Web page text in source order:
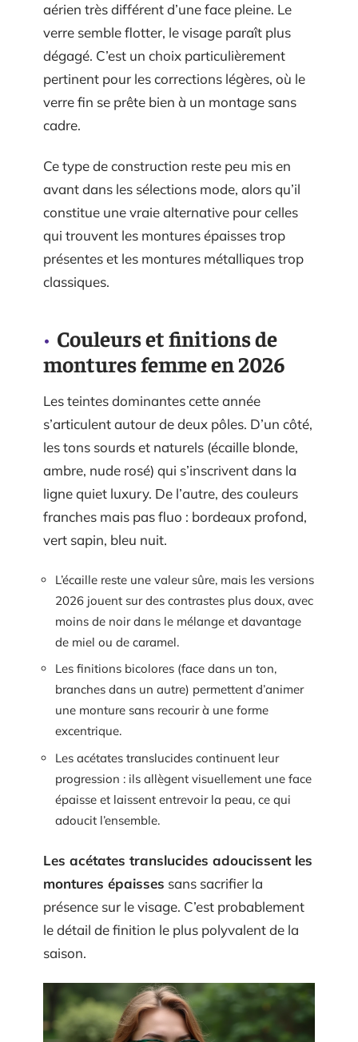
aérien très différent d’une face pleine. Le
verre semble flotter, le visage paraît plus
dégagé. C’est un choix particulièrement
pertinent pour les corrections légères, où le
verre fin se prête bien à un montage sans
cadre.
Ce type de construction reste peu mis en
avant dans les sélections mode, alors qu’il
constitue une vraie alternative pour celles
qui trouvent les montures épaisses trop
présentes et les montures métalliques trop
classiques.
Couleurs et finitions de
montures femme en 2026
Les teintes dominantes cette année
s’articulent autour de deux pôles. D’un côté,
les tons sourds et naturels (écaille blonde,
ambre, nude rosé) qui s’inscrivent dans la
ligne quiet luxury. De l’autre, des couleurs
franches mais pas fluo : bordeaux profond,
vert sapin, bleu nuit.
L’écaille reste une valeur sûre, mais les versions
2026 jouent sur des contrastes plus doux, avec
moins de noir dans le mélange et davantage
de miel ou de caramel.
Les finitions bicolores (face dans un ton,
branches dans un autre) permettent d’animer
une monture sans recourir à une forme
excentrique.
Les acétates translucides continuent leur
progression : ils allègent visuellement une face
épaisse et laissent entrevoir la peau, ce qui
adoucit l’ensemble.
Les acétates translucides adoucissent les
montures épaisses sans sacrifier la
présence sur le visage. C’est probablement
le détail de finition le plus polyvalent de la
saison.